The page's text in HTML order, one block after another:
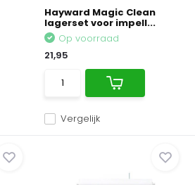
Hayward Magic Clean
lagerset voor impell...
Vergelijk
Op voorraad
21,95